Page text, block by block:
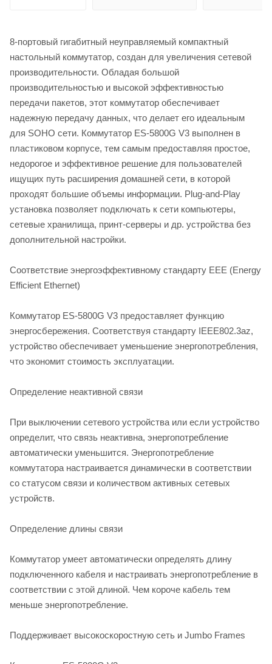
8-портовый гигабитный неуправляемый компактный
настольный коммутатор, создан для увеличения сетевой
производительности. Обладая большой
производительностью и высокой эффективностью
передачи пакетов, этот коммутатор обеспечивает
надежную передачу данных, что делает его идеальным
для SOHO сети. Коммутатор ES-5800G V3 выполнен в
пластиковом корпусе, тем самым предоставляя простое,
недорогое и эффективное решение для пользователей
ищущих путь расширения домашней сети, в которой
проходят большие объемы информации. Plug-and-Play
установка позволяет подключать к сети компьютеры,
сетевые хранилища, принт-серверы и др. устройства без
дополнительной настройки.
Соответствие энергоэффективному стандарту EEE (Energy
Efficient Ethernet)
Коммутатор ES-5800G V3 предоставляет функцию
энергосбережения. Соответствуя стандарту IEEE802.3az,
устройство обеспечивает уменьшение энергопотребления,
что экономит стоимость эксплуатации.
Определение неактивной связи
При выключении сетевого устройства или если устройство
определит, что связь неактивна, энергопотребление
автоматически уменьшится. Энергопотребление
коммутатора настраивается динамически в соответствии
со статусом связи и количеством активных сетевых
устройств.
Определение длины связи
Коммутатор умеет автоматически определять длину
подключенного кабеля и настраивать энергопотребление в
соответствии с этой длиной. Чем короче кабель тем
меньше энергопотребление.
Поддерживает высокоскоростную сеть и Jumbo Frames